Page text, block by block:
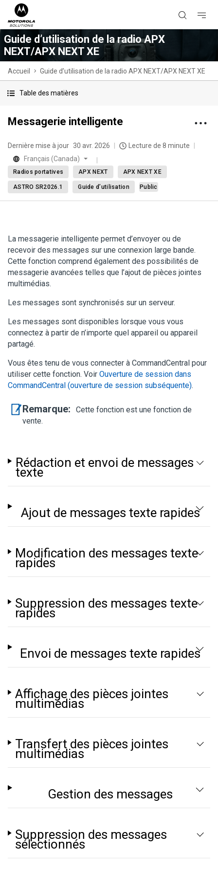
Guide d’utilisation de la radio APX
NEXT/APX NEXT XE
Accueil Guide d’utilisation de la radio APX NEXT/APX NEXT XE
Table des matières
Messagerie intelligente
Dernière mise à jour 30 avr. 2026
Lecture de 8 minute
Français (Canada)
Radios portatives APX NEXT APX NEXT XE
ASTRO SR2026.1 Guide d’utilisation Public
La messagerie intelligente permet d’envoyer ou de
recevoir des messages sur une connexion large bande.
Cette fonction comprend également des possibilités de
messagerie avancées telles que l’ajout de pièces jointes
multimédias.
Les messages sont synchronisés sur un serveur.
Les messages sont disponibles lorsque vous vous
connectez à partir de n’importe quel appareil ou appareil
partagé.
Vous êtes tenu de vous connecter à CommandCentral pour
utiliser cette fonction. Voir Ouverture de session dans
CommandCentral (ouverture de session subséquente).
Remarque:
Cette fonction est une fonction de
vente.
Rédaction et envoi de messages
texte
Ajout de messages texte rapides
Modification des messages texte
rapides
Suppression des messages texte
rapides
Envoi de messages texte rapides
Affichage des pièces jointes
multimédias
Transfert des pièces jointes
multimédias
Gestion des messages
Suppression des messages
sélectionnés